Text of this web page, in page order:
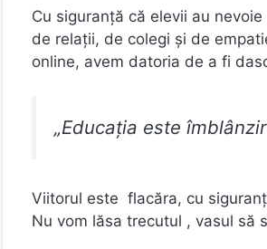
Cu siguranță că elevii au
de relații, de colegi și de
online, avem datoria de a fi
„Educația este
Viitorul este flacăra, cu
Nu vom lăsa trecutul , vasul să